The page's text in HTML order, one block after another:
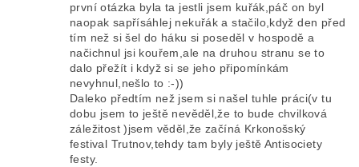
první otázka byla ta jestli jsem kuřák,páč on byl
naopak sapřísáhlej nekuřák a stačilo,když den před
tím než si šel do háku si poseděl v hospodě a
načichnul jsi kouřem,ale na druhou stranu se to
dalo přežít i když si se jeho připomínkám
nevyhnul,nešlo to :-))
Daleko předtím než jsem si našel tuhle práci(v tu
dobu jsem to ještě nevěděl,že to bude chvilková
záležitost )jsem věděl,že začíná Krkonošský
festival Trutnov,tehdy tam byly ještě Antisociety
festy.